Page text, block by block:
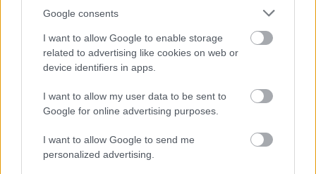
Google consents
I want to allow Google to enable storage
related to advertising like cookies on web or
device identifiers in apps.
I want to allow my user data to be sent to
Google for online advertising purposes.
I want to allow Google to send me
personalized advertising.
„A mexikói aszfaltcsík vonalvezetése
meglehetősen egyszerű,” – véli a japán mérnök.
„Azonban az autók és mérnökök számára is
nehéz lesz megbirkózni a kihívásokkal.
„Mivel a pálya 2200 méterrel van a tengerszint
felett, ezért ez az egyik legnehezebb hétvége
minden csapat számára. A levegőnek kisebb a